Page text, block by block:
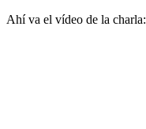
Ahí va el vídeo de la charla: